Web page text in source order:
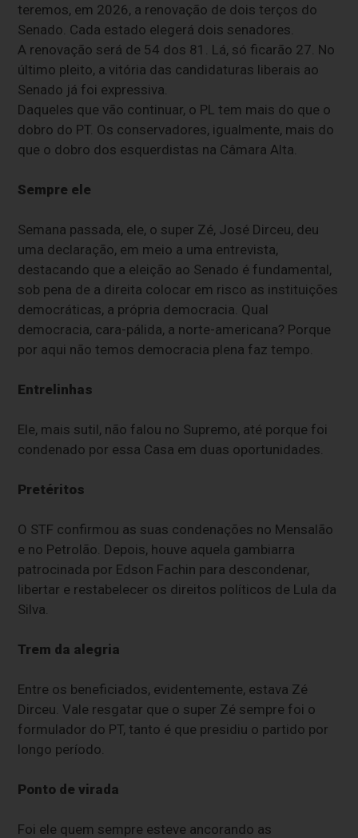
teremos, em 2026, a renovação de dois terços do
Senado. Cada estado elegerá dois senadores.
A renovação será de 54 dos 81. Lá, só ficarão 27. No
último pleito, a vitória das candidaturas liberais ao
Senado já foi expressiva.
Daqueles que vão continuar, o PL tem mais do que o
dobro do PT. Os conservadores, igualmente, mais do
que o dobro dos esquerdistas na Câmara Alta.
Sempre ele
Semana passada, ele, o super Zé, José Dirceu, deu
uma declaração, em meio a uma entrevista,
destacando que a eleição ao Senado é fundamental,
sob pena de a direita colocar em risco as instituições
democráticas, a própria democracia. Qual
democracia, cara-pálida, a norte-americana? Porque
por aqui não temos democracia plena faz tempo.
Entrelinhas
Ele, mais sutil, não falou no Supremo, até porque foi
condenado por essa Casa em duas oportunidades.
Pretéritos
O STF confirmou as suas condenações no Mensalão
e no Petrolão. Depois, houve aquela gambiarra
patrocinada por Edson Fachin para descondenar,
libertar e restabelecer os direitos políticos de Lula da
Silva.
Trem da alegria
Entre os beneficiados, evidentemente, estava Zé
Dirceu. Vale resgatar que o super Zé sempre foi o
formulador do PT, tanto é que presidiu o partido por
longo período.
Ponto de virada
Foi ele quem sempre esteve ancorando as